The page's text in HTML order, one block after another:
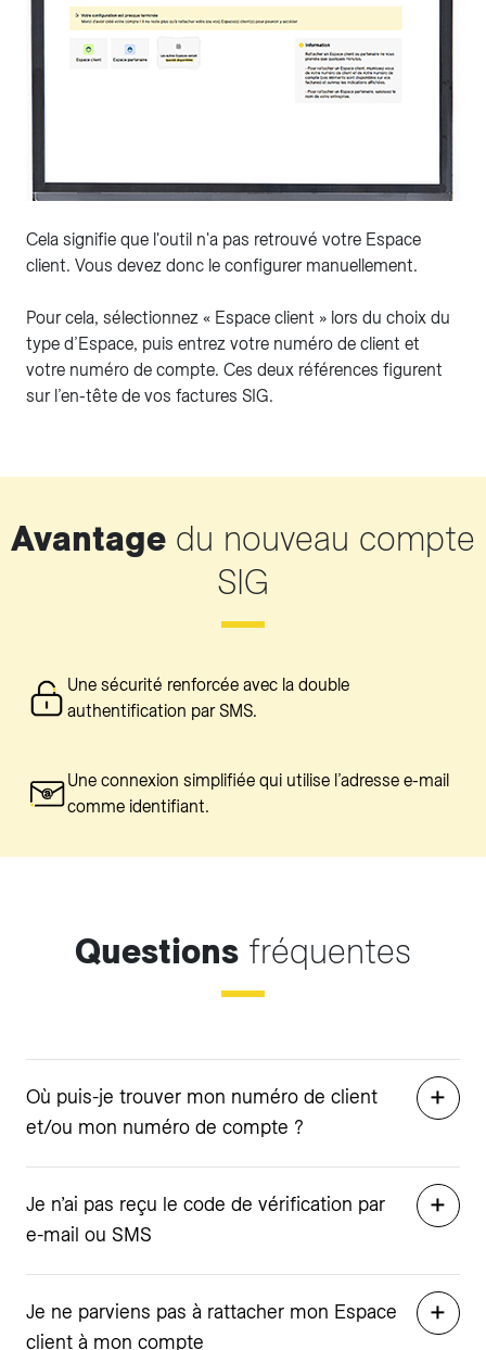
Cela signifie que l'outil n'a pas retrouvé votre Espace
client. Vous devez donc le configurer manuellement.
Pour cela, sélectionnez « Espace client » lors du choix du
type d’Espace, puis entrez votre numéro de client et
votre numéro de compte. Ces deux références figurent
sur l’en-tête de vos factures SIG.
Avantage du nouveau compte
SIG
Une sécurité renforcée avec la double
authentification par SMS.
Une connexion simplifiée qui utilise l’adresse e-mail
comme identifiant.
Questions fréquentes
Où puis-je trouver mon numéro de client
et/ou mon numéro de compte ?
Je n’ai pas reçu le code de vérification par
e-mail ou SMS
Je ne parviens pas à rattacher mon Espace
client à mon compte